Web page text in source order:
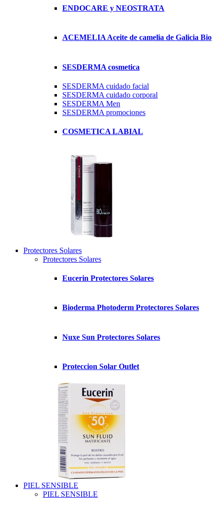
ENDOCARE y NEOSTRATA
ACEMELIA Aceite de camelia de Galicia Bio
SESDERMA cosmetica
SESDERMA cuidado facial
SESDERMA cuidado corporal
SESDERMA Men
SESDERMA promociones
COSMETICA LABIAL
Protectores Solares
Protectores Solares
Eucerin Protectores Solares
Bioderma Photoderm Protectores Solares
Nuxe Sun Protectores Solares
Proteccion Solar Outlet
PIEL SENSIBLE
PIEL SENSIBLE